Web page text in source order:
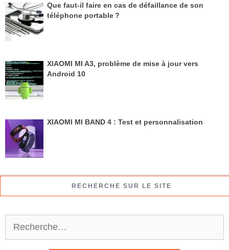
Que faut-il faire en cas de défaillance de son
téléphone portable ?
XIAOMI MI A3, problème de mise à jour vers
Android 10
XIAOMI MI BAND 4 : Test et personnalisation
RECHERCHE SUR LE SITE